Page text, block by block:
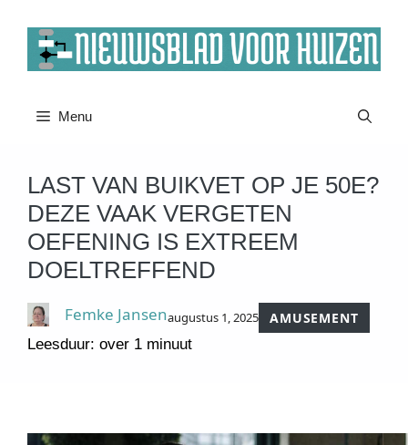
naar
Menu
LAST VAN BUIKVET OP JE 50E?
DEZE VAAK VERGETEN
OEFENING IS EXTREEM
DOELTREFFEND
Femke Jansenaugustus 1, 2025
AMUSEMENT
Leesduur: over 1 minuut